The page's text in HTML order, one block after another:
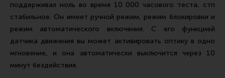
поддерживал ноль во время 10 000 часового теста, стп
стабильное. Он имеет ручной режим, режим блокировки и
режим автоматического включения. С его функцией
датчика движения вы может активировать оптику в одно
мгновение, и она автоматически выключится через 10
минут бездействия.